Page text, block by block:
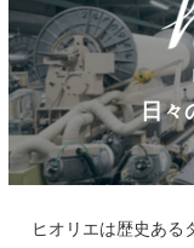
日々
ヒオリエは歴史ある